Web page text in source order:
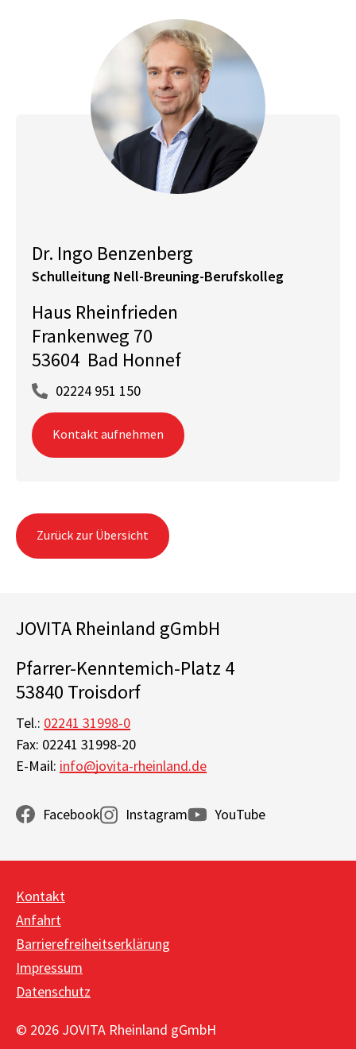
Dr. Ingo Benzenberg
Schulleitung Nell-Breuning-Berufskolleg
Haus Rheinfrieden
Frankenweg 70
53604 Bad Honnef
02224 951 150
Kontakt aufnehmen
Zurück zur Übersicht
JOVITA Rheinland gGmbH
Pfarrer-Kenntemich-Platz 4
53840 Troisdorf
Tel.: 02241 31998-0
Fax: 02241 31998-20
E-Mail: info@jovita-rheinland.de
Facebook Instagram YouTube
Kontakt
Anfahrt
Barrierefreiheitserklärung
Impressum
Datenschutz
© 2026 JOVITA Rheinland gGmbH